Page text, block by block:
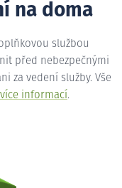
na doma
službou
před nebezpečnými
za vedení služby. Vše
informací.